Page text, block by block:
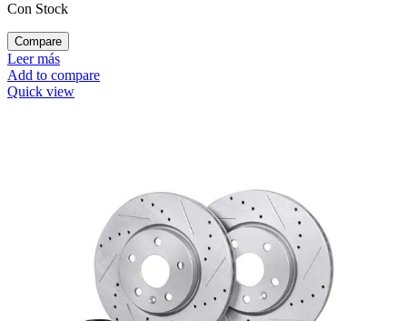
Con Stock
Compare
Leer más
Add to compare
Quick view